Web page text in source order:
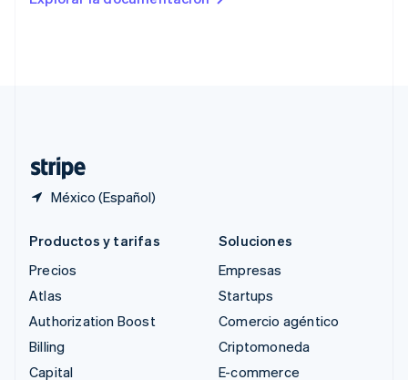
México (Español)
English
Productos y tarifas
Precios
Atlas
Authorization Boost
Billing
Capital
Soluciones
Empresas
Startups
Comercio agéntico
Criptomoneda
E-commerce